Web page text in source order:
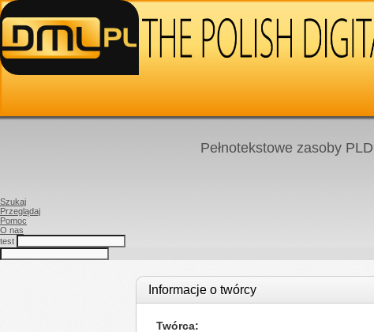
Pełnotekstowe zasoby
Szukaj
Przeglądaj
Pomoc
O nas
test
Informacje o twórcy
Twórca